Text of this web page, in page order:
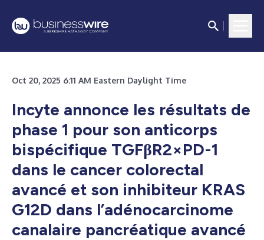
Oct 20, 2025 6:11 AM Eastern Daylight Time
Incyte annonce les résultats de
phase 1 pour son anticorps
bispécifique TGFβR2×PD-1
dans le cancer colorectal
avancé et son inhibiteur KRAS
G12D dans l’adénocarcinome
canalaire pancréatique avancé